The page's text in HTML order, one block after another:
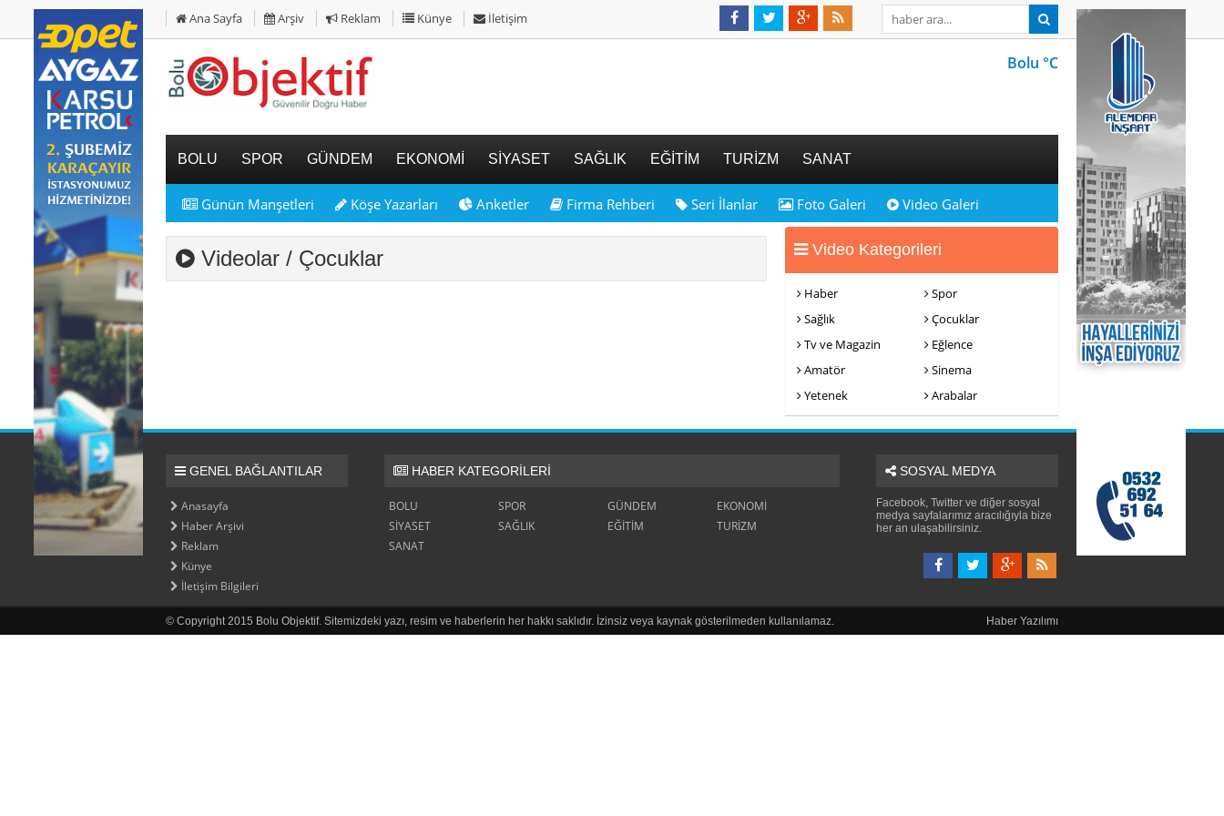
Ana Sayfa Arşiv Reklam Künye İletişim
Bolu °C
BOLU SPOR GÜNDEM EKONOMİ SİYASET SAĞLIK EĞİTİM TURİZM SANAT
Günün Manşetleri Köşe Yazarları Anketler Firma Rehberi Seri İlanlar Foto Galeri Video Galeri
Videolar / Çocuklar Video Kategorileri
Haber
Spor
Sağlık
Çocuklar
Tv ve Magazin
Eğlence
Amatör
Sinema
Yetenek
Arabalar
GENEL BAĞLANTILAR
Anasayfa
Haber Arşivi
Reklam
Künye
İletişim Bilgileri
HABER KATEGORİLERİ
BOLU SPOR GÜNDEM
EKONOMİ
SİYASET
SAĞLIK EĞİTİM
TURİZM
SANAT
SOSYAL MEDYA
Facebook, Twitter ve diğer sosyal
medya sayfalarımız aracılığıyla bize
her an ulaşabilirsiniz.
© Copyright 2015 Bolu Objektif. Sitemizdeki yazı, resim ve haberlerin her hakkı saklıdır. İzinsiz veya kaynak gösterilmeden kullanılamaz. Haber Yazılımı